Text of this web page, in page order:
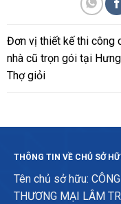
Đơn vị thiết kế thi công
nhà cũ trọn gói tại Hưng
Thợ giỏi
THÔNG TIN VỀ CHỦ SỞ
Tên chủ sở hữu:
THƯƠNG MẠI LÂM